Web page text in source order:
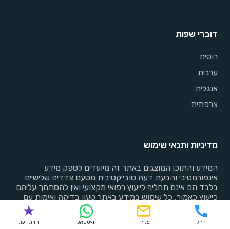
דוברי שפות
רוסית
ערבית
אנגלית
צרפתית
מדיניות ותנאי שימוש
המידע והתוכן המוצגים באתר זה מיועדים לספק מידע
אינפורמטיבי והבעת דעה סובייקטיבית מטעם צדדים שלישיים
בלבד הם אינם תחליף לייעוץ רפואי מקצועי ואין להסתמך עליהם
כייעוץ כאמור. כל שימוש במידע באתר טעון בדיקה ואימות עם
הגורמים הרלוונטיים. השימוש באתר ובתכניו הינה באחריותו
הבלעדית והמלאה של המשתמש
חיוג פנייה וואטסאפ חוות דעת